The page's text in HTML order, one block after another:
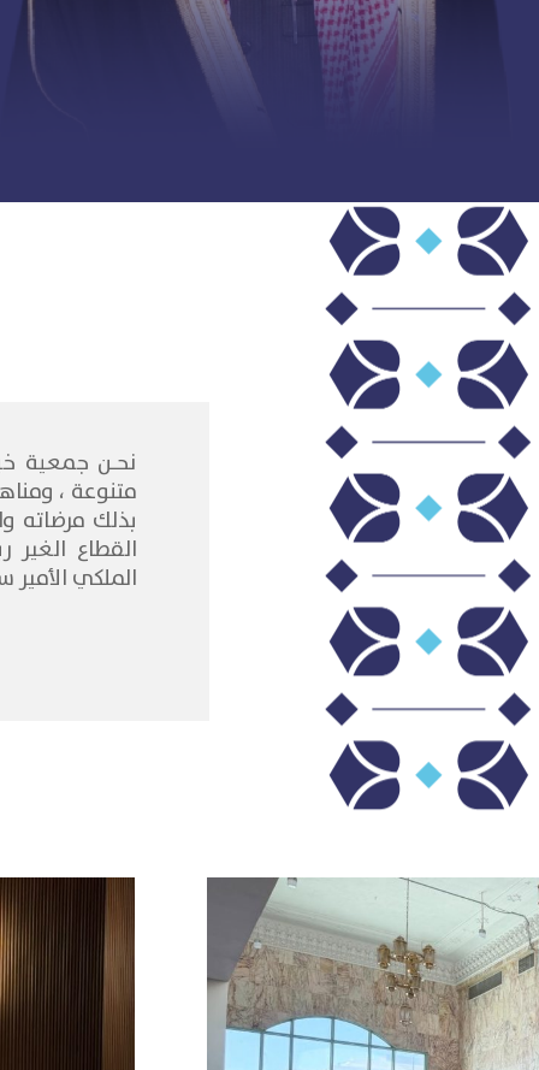
نحـن جمعية
متنوعة ،
بذلك مرضاته
الملكي